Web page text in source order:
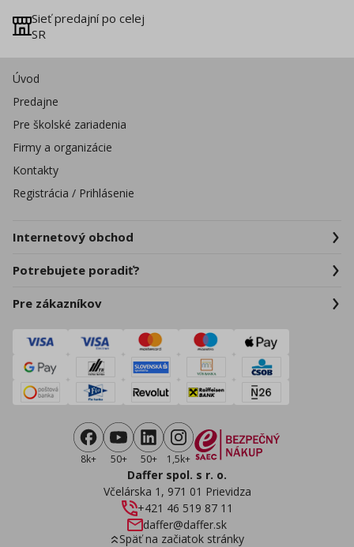
Sieť predajní po celej
SR
Úvod
Predajne
Pre školské zariadenia
Firmy a organizácie
Kontakty
Registrácia / Prihlásenie
Internetový obchod
Potrebujete poradiť?
Pre zákazníkov
Daffer spol. s r. o.
Včelárska 1, 971 01 Prievidza
+421 46 519 87 11
daffer@daffer.sk
Späť na začiatok stránky
8k+ 50+ 50+ 1,5k+